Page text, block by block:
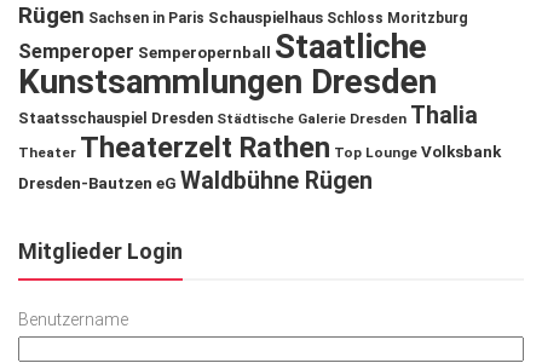
Rügen Sachsen in Paris Schauspielhaus Schloss Moritzburg
Semperoper Semperopernball
Staatliche
Kunstsammlungen Dresden
Staatsschauspiel Dresden Städtische Galerie Dresden Thalia
Theater Theaterzelt Rathen Top Lounge Volksbank
Dresden-Bautzen eG Waldbühne Rügen
Mitglieder Login
Benutzername